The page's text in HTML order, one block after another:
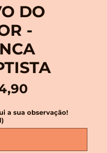
DO
-
a sua observação!